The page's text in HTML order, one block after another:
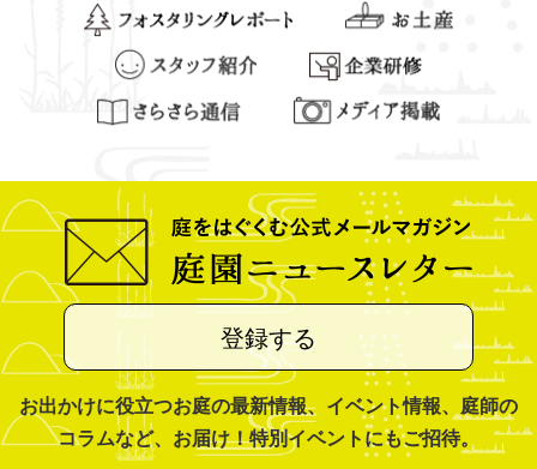
登録する
お出かけに役立つお庭の最新情報、イベント情報、庭師の
コラムなど、お届け！特別イベントにもご招待。